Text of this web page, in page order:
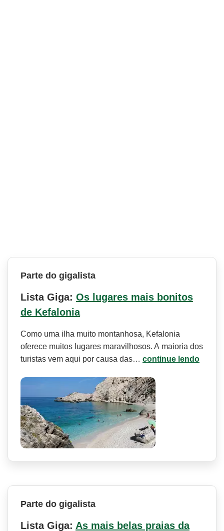
Parte do gigalista
Lista Giga: Os lugares mais bonitos
de Kefalonia
Como uma ilha muito montanhosa, Kefalonia
oferece muitos lugares maravilhosos. A maioria dos
turistas vem aqui por causa das… continue lendo
Parte do gigalista
Lista Giga: As mais belas praias da